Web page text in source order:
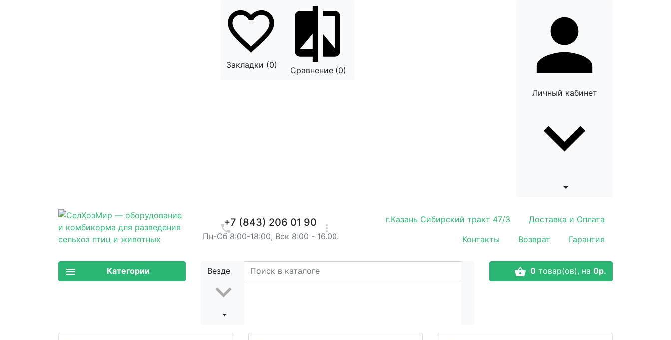
Закладки (0)
Сравнение (0)
Личный кабинет
+7 (843) 206 01 90
Пн-Сб 8:00-18:00, Вск 8:00 - 16.00.
г.Казань Сибирский тракт 47/3
Доставка и Оплата
Контакты
Возврат Гарантия
Везде 0 товар(ов), на 0р.
Категории